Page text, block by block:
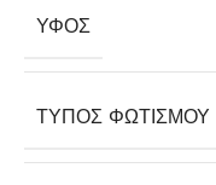
ΎΦΟΣ
ΤΎΠΟΣ ΦΩΤΙΣΜΟΎ